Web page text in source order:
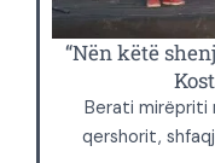
“Nën këtë
Berati mirëpriti
qershorit,